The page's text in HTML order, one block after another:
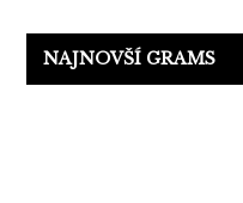
NAJNOVŠÍ GRAMS